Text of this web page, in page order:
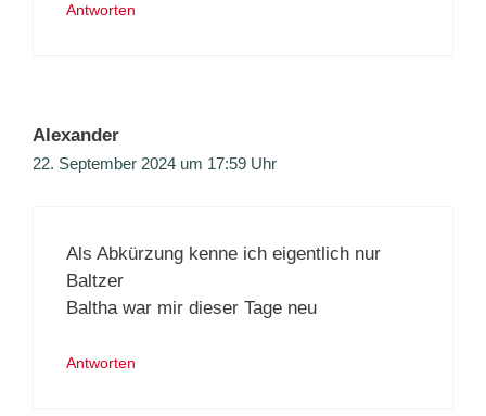
Antworten
Alexander
22. September 2024 um 17:59 Uhr
Als Abkürzung kenne ich eigentlich nur
Baltzer
Baltha war mir dieser Tage neu
Antworten